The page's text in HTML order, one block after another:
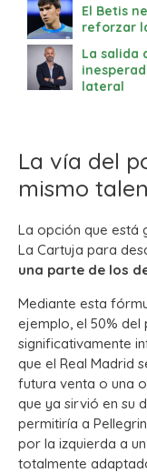
El Betis
reforzar
La salida
lateral
La vía del
mismo
La opción que está
La Cartuja para
una parte de los
Mediante esta
ejemplo, el 50% del
significativamente
que el Real Madrid
futura venta o una
que ya sirvió en su
permitiría a
por la izquierda a
totalmente